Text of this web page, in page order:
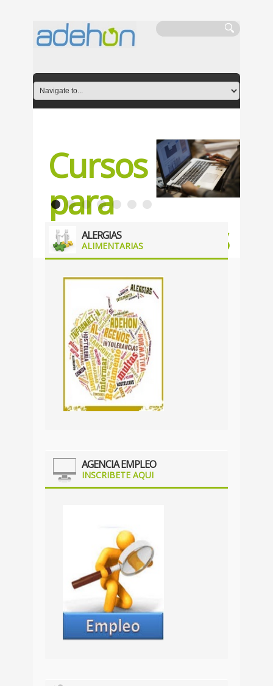
Cursos
para
trabajadores
LABORA-
SERVEF
2022/2023
LEER MÁS
ALERGIAS
ALIMENTARIAS
AGENCIA EMPLEO
INSCRIBETE AQUI